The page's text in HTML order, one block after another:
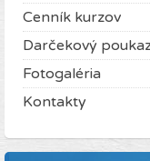
Cenník kurzov
Darčekový
Fotogaléria
Kontakty